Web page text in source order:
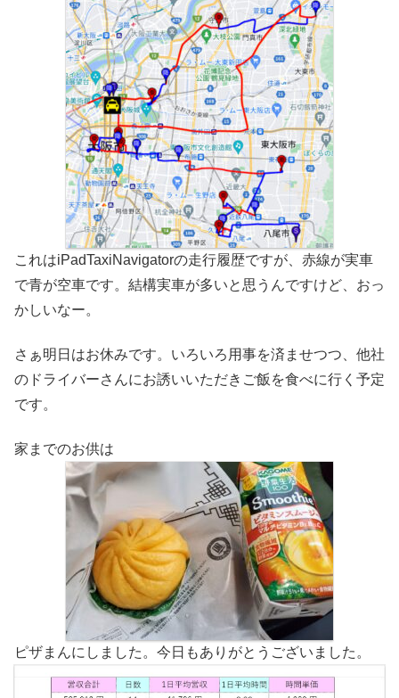
これはiPadTaxiNavigatorの走行履歴ですが、赤線が実車
で青が空車です。結構実車が多いと思うんですけど、おっ
かしいなー。
さぁ明日はお休みです。いろいろ用事を済ませつつ、他社
のドライバーさんにお誘いいただきご飯を食べに行く予定
です。
家までのお供は
ピザまんにしました。今日もありがとうございました。